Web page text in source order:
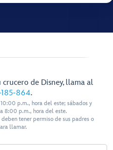
de Disney, llama al
864.
p.m., hora del este; sábados y
8:00 p.m., hora del este.
tener permiso de sus padres o
llamar.